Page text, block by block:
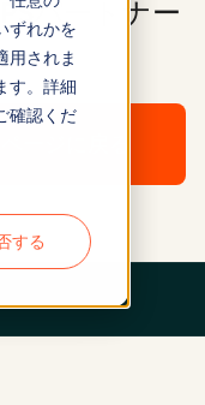
ずれかを
用されま
す。詳細
確認くだ
する
パートナー
ージに戻る